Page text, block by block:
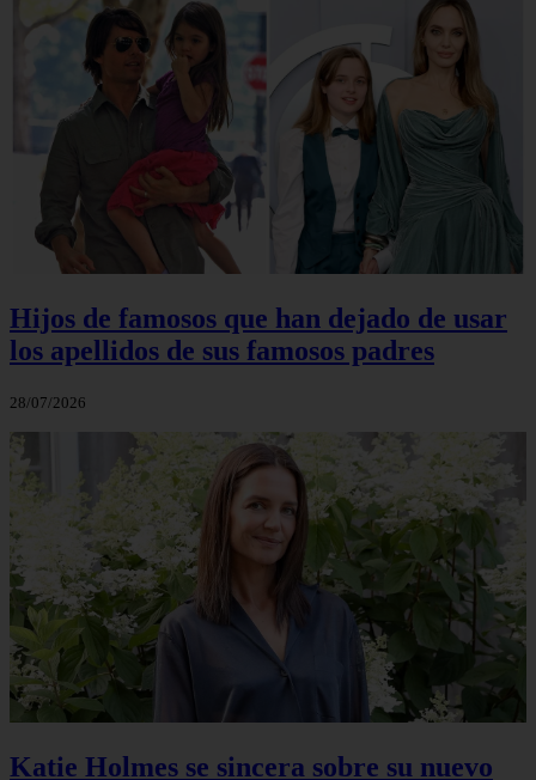
Hijos de famosos que han dejado de usar
los apellidos de sus famosos padres
28/07/2026
Katie Holmes se sincera sobre su nuevo